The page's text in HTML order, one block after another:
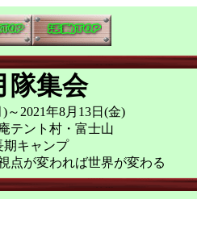
隊集会
～2021年8月13日(金)
テント村・富士山
期キャンプ
点が変われば世界が変わる